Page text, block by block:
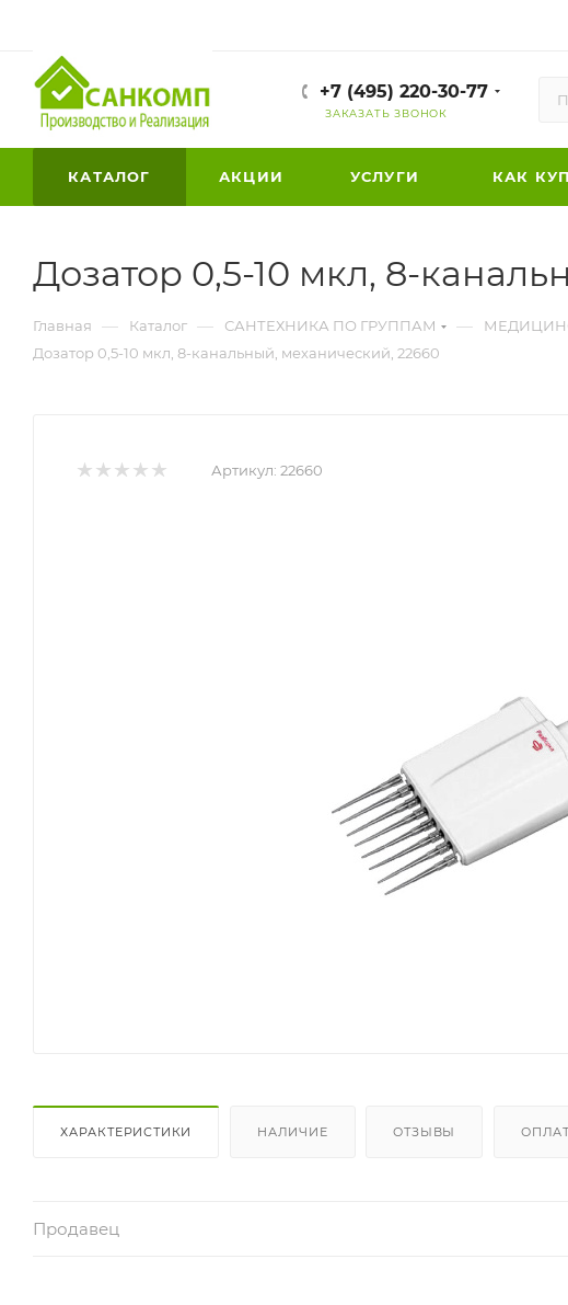
+7 (495) 220-30-77
ЗАКАЗАТЬ ЗВОНОК
КАТАЛОГ АКЦИИ УСЛУГИ КАК
Дозатор 0,5-10 мкл, 8-
Главная — Каталог — САНТЕХНИКА ПО ГРУППАМ —
Дозатор 0,5-10 мкл, 8-канальный, механический, 22660
Артикул: 22660
ХАРАКТЕРИСТИКИ НАЛИЧИЕ ОТЗЫВЫ
Продавец